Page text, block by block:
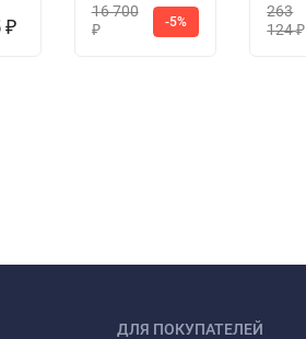
₽
16 700
₽
-5%
263
124₽
ДЛЯ ПОКУПАТЕЛЕЙ